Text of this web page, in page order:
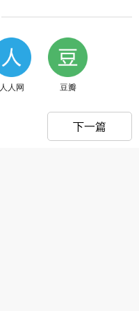
人人网 豆瓣
下一篇